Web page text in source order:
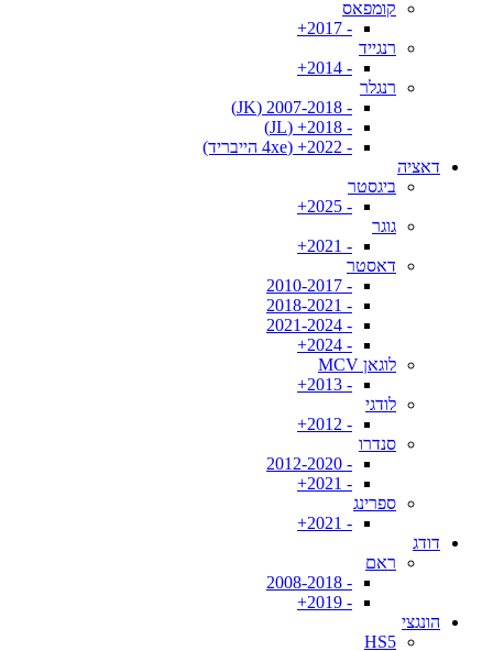
קומפאס
- 2017+
רנגייד
- 2014+
רנגלר
- 2007-2018 (JK)
- 2018+ (JL)
- 2022+ (4xe הייבריד)
דאציה
ביגסטר
- 2025+
גוגר
- 2021+
דאסטר
- 2010-2017
- 2018-2021
- 2021-2024
- 2024+
לוגאן MCV
- 2013+
לודגי
- 2012+
סנדרו
- 2012-2020
- 2021+
ספרינג
- 2021+
דודג
ראם
- 2008-2018
- 2019+
הונגצי
HS5